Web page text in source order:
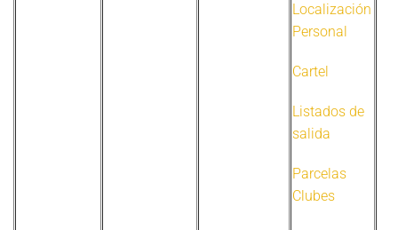
Localización
Personal
Cartel
Listados de
salida
Parcelas
Clubes